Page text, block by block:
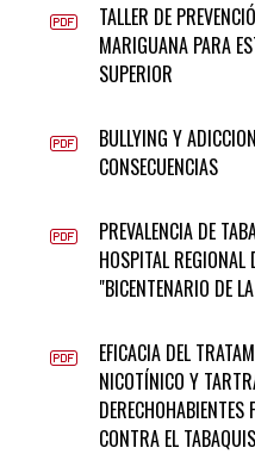
TALLER DE
MARIGUANA PARA
SUPERIOR
BULLYING Y
CONSECUENCIAS
PREVALENCIA DE
HOSPITAL REGIONAL
"BICENTENARIO DE
EFICACIA DEL
NICOTÍNICO Y
CONTRA EL